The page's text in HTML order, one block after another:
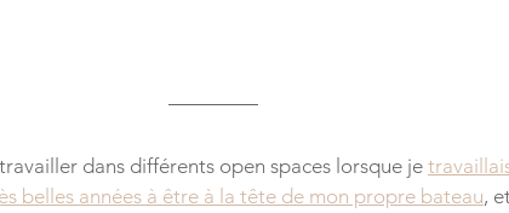
dans différents open spaces lorsque je
belles années à être à la tête de mon propre bateau,